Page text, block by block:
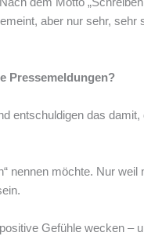
aber nur sehr,
Pressemeldungen?
das
nennen möchte. Nur
Gefühle wecken –